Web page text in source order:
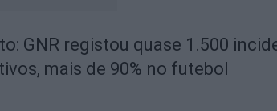
GNR registou quase 1.500
mais de 90% no futebol